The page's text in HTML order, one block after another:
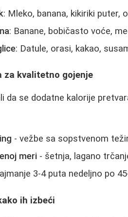
: Mleko, banana, kikiriki puter,
: Banane, bobičasto voće,
: Datule, orasi, kakao,
za kvalitetno gojenje
da se dodatne kalorije
- vežbe sa sopstvenom
meri - šetnja, lagano
3-4 puta nedeljno po
ih izbeći